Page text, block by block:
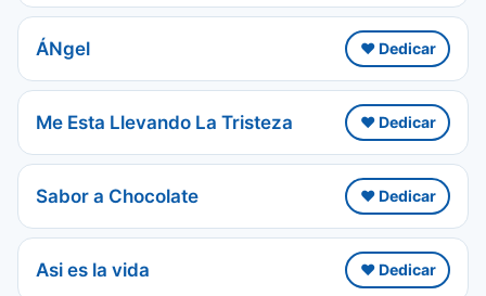
ÁNgel ❤️ Dedicar
Me Esta Llevando La Tristeza ❤️ Dedicar
Sabor a Chocolate ❤️ Dedicar
Asi es la vida ❤️ Dedicar